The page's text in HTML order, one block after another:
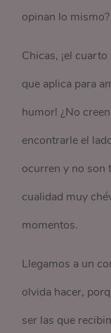
opinan lo mismo?
Chicas, ¡el
que aplica para
humor! ¿No
encontrarle el
ocurren y no son
cualidad muy
momentos.
Llegamos a un
olvida hacer,
ser las que